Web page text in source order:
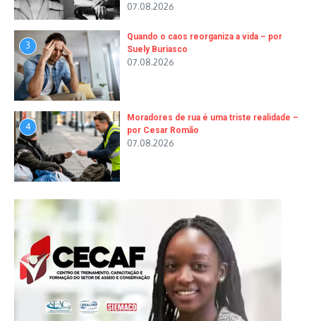
07.08.2026
3
Quando o caos reorganiza a vida – por
Suely Buriasco
07.08.2026
4
Moradores de rua é uma triste realidade –
por Cesar Romão
07.08.2026